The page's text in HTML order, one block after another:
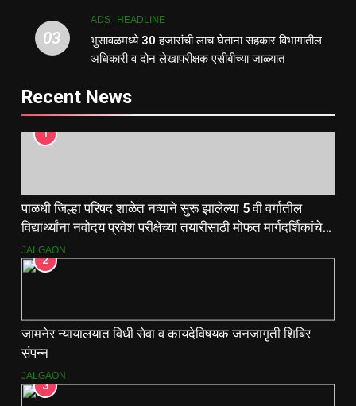
03
ADS HEADLINE
भुसावळमध्ये 30 हजारांची लाच घेताना सहकार विभागातील
अधिकारी व दोन लेखापरीक्षक एसीबीच्या जाळ्यात
Recent News
1
पाळधी जिल्हा परिषद शाळेत नव्याने सुरू झालेल्या 5 वी वर्गातील
विद्यार्थ्यांना नवोदय प्रवेश परीक्षेच्या तयारीसाठी मोफत मार्गदर्शिकांचे
वाटप.
JALGAON
2
जामनेर न्यायालयात विधी सेवा व कायदेविषयक जनजागृती शिबिर
संपन्न
JALGAON
3